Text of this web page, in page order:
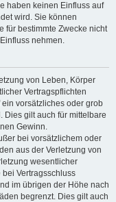
haben keinen Einfluss auf
wird. Sie können
für bestimmte Zwecke nicht
nehmen.
von Leben, Körper
Vertragspflichten
vorsätzliches oder grob
Dies gilt auch für mittelbare
Gewinn.
bei vorsätzlichem oder
aus der Verletzung von
wesentlicher
Vertragsschluss
im übrigen der Höhe nach
begrenzt. Dies gilt auch